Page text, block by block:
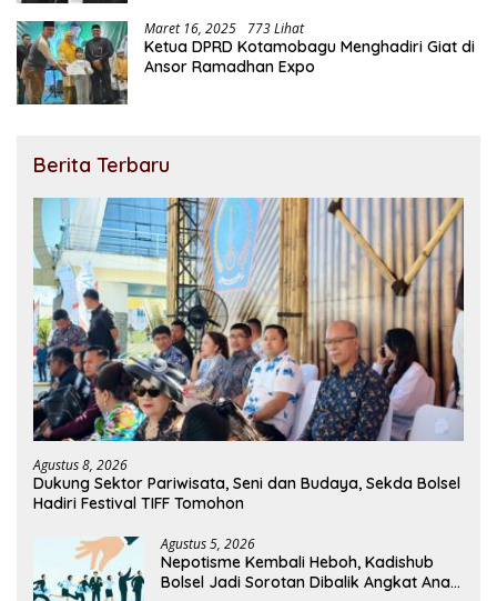
Maret 16, 2025 773 Lihat
Ketua DPRD Kotamobagu Menghadiri Giat di
Ansor Ramadhan Expo
Berita Terbaru
Agustus 8, 2026
Dukung Sektor Pariwisata, Seni dan Budaya, Sekda Bolsel
Hadiri Festival TIFF Tomohon
Agustus 5, 2026
Nepotisme Kembali Heboh, Kadishub
Bolsel Jadi Sorotan Dibalik Angkat Anak